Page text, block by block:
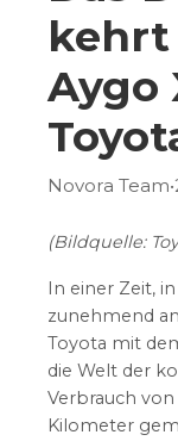
kehrt
Aygo
Novora Team•
(Bildquelle:
In einer Zeit,
zunehmend
Toyota mit
die Welt der
Verbrauch
Kilometer